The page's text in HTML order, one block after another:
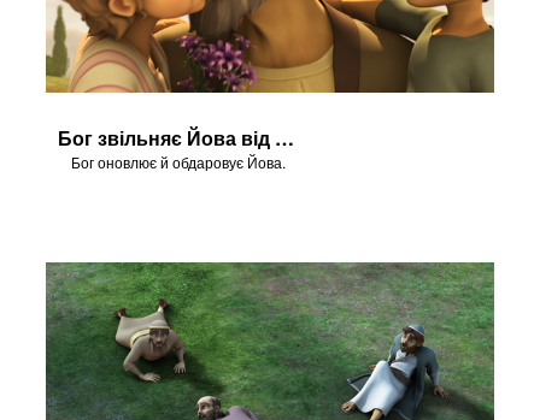
Бог звільняє Йова від страждань
Бог оновлює й обдаровує Йова.